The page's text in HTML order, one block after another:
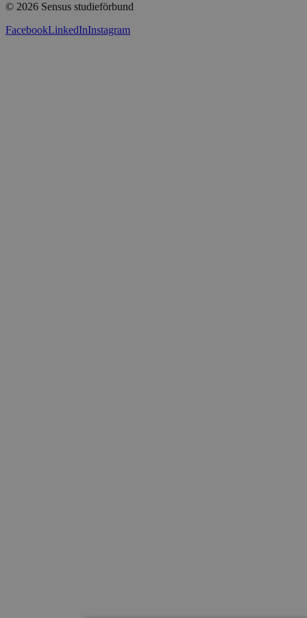
Press
© 2026 Sensus studieförbund
FacebookLinkedInInstagram